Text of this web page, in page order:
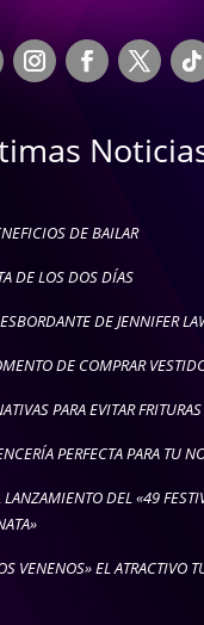
DE BAILAR
DE LOS DOS DÍAS
DE JENNIFER
DE COMPRAR
PARA EVITAR FRITURAS
PERFECTA PARA TU
DEL «49
VENENOS» EL ATRACTIVO